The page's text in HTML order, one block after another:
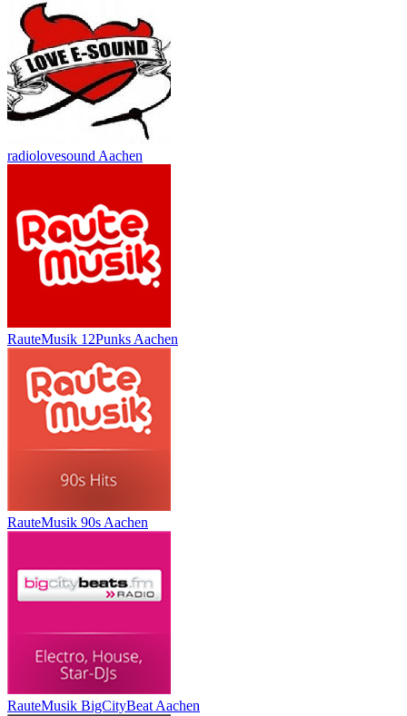
radiolovesound Aachen
RauteMusik 12Punks Aachen
RauteMusik 90s Aachen
RauteMusik BigCityBeat Aachen